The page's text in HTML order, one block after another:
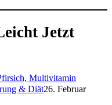
Jetzt
& Diät26. Februar